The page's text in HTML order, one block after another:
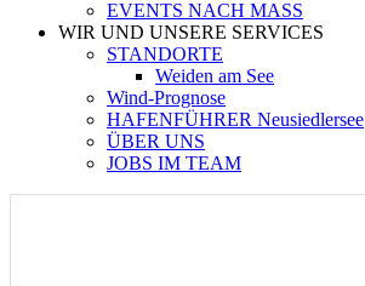
EVENTS NACH MASS
WIR UND UNSERE SERVICES
STANDORTE
Weiden am See
Wind-Prognose
HAFENFÜHRER Neusiedlersee
ÜBER UNS
JOBS IM TEAM